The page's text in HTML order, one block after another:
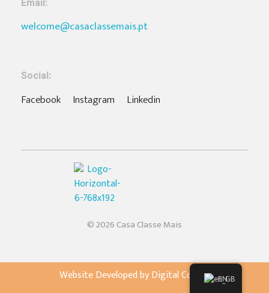
Email:
welcome@casaclassemais.pt
Social:
Facebook Instagram Linkedin
© 2026 Casa Classe Mais
Website Developed by Digital Combo EN